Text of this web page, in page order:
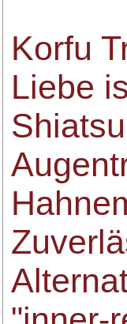
Korfu
Liebe